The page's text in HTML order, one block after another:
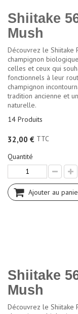
Shiitake
Mush
Découvrez le Shiitake
champignon
celles et ceux qui
fonctionnels à leur
champignon
tradition ancienne et
naturelle.
14 Produits
32,00 € TTC
Quantité
Ajouter au
Shiitake
Mush
Découvrez le Shiitake